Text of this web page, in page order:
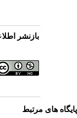
بازنشر
های مرتبط